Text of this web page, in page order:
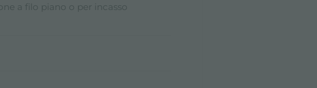
a filo piano o per incasso